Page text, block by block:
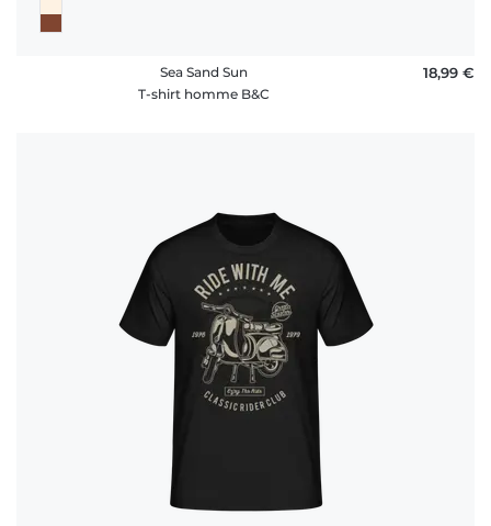
Sea Sand Sun
T-shirt homme B&C
18,99 €